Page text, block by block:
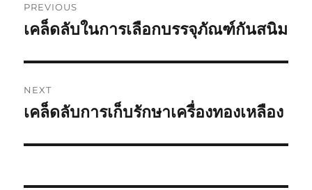
navigation
PREVIOUS
Previous
เคล็ดลับในการเลือกบรรจุภัณฑ์กันสนิม
NEXT
Next
เคล็ดลับการเก็บรักษาเครื่องทองเหลือง